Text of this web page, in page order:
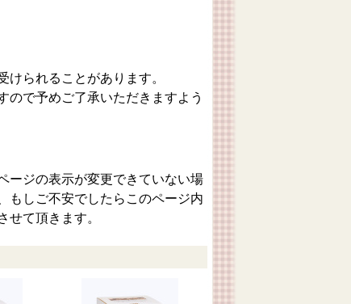
られることがあります。
ので予めご了承いただきますよう
ージの表示が変更できていない場
もしご不安でしたらこのページ内
て頂きます。